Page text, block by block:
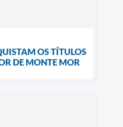
OS TÍTULOS
DE MONTE MOR